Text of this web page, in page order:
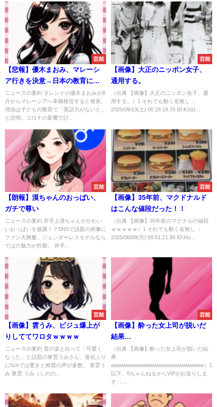
芸能
【悲報】優木まおみ、マレーシ
ア行きを決意→日本の教育に疑
問か
ニュースの要約 タレントの優木まおみが8
月からマレーシアへ本格移住すると発表。
理由は子どもの教育で「英語力がないと」
と説明。コロナの影響で計...
芸能
【画像】大正のニッポン女子、
通用する。
（出典 【画像】大正のニッポン女子、通
用する。）1 それでも動く名無し ：
2025/09/13(土) 00:26:18.70 ID:KJdJ...
芸能
【朗報】漠ちゃんのおっぱい、
ガチで尊い
ニュースの要約 井手上漠ちゃんがかわい
いおっぱいを披露！？SNSで話題の画像に
ファン大興奮、ジェンダーレスモデルなら
ではの魅力が炸裂。 井手...
芸能
【画像】35年前、マクドナルド
はこんな値段だった！！
（出典 【画像】35年前のマクナルの値段
ｗｗｗｗｗ）1 それでも動く名無し ：
2025/06/09(月) 09:51:21.80 ID:Hu...
芸能
【画像】雲うみ、ビジュ爆上が
りしててワロタｗｗｗｗ
ニュースの要約 昔の姿と比べて「可愛く
なった」と話題の東雲うみさん。進化ぶり
に5chでは驚きと称賛の声が多数。 東雲う
み 東雲 うみ（しのの...
芸能
【画像】酔った女上司が脱いだ
結果
（出典 【画像】酔った女上司が脱いだ結
果
wwwwwwwwwwwwwwwwwwwwwwww）1
以下、5ちゃんねるからVIPがお送りしま
す ：...